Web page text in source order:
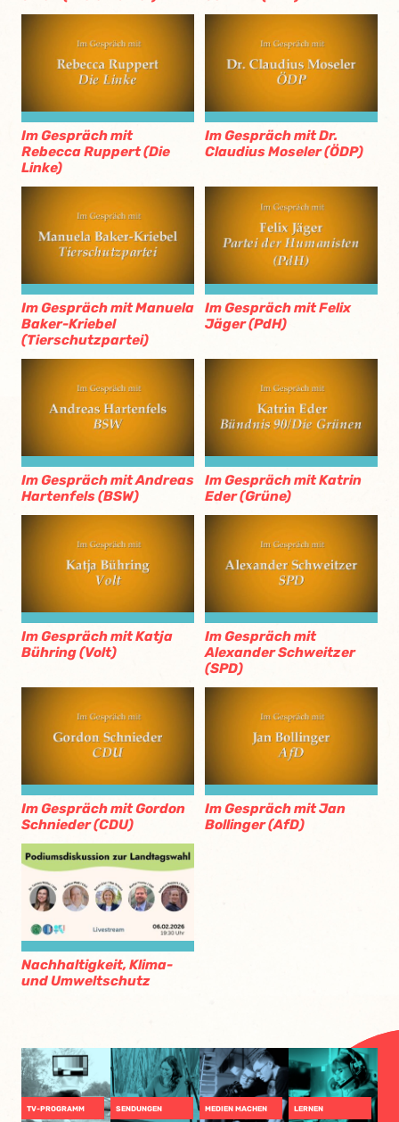
Im Gespräch mit
Rebecca Ruppert (Die
Linke)
Im Gespräch mit Dr.
Claudius Moseler (ÖDP)
Im Gespräch mit Manuela
Baker-Kriebel
(Tierschutzpartei)
Im Gespräch mit Felix
Jäger (PdH)
Im Gespräch mit Andreas
Hartenfels (BSW)
Im Gespräch mit Katrin
Eder (Grüne)
Im Gespräch mit Katja
Bühring (Volt)
Im Gespräch mit
Alexander Schweitzer
(SPD)
Im Gespräch mit Gordon
Schnieder (CDU)
Im Gespräch mit Jan
Bollinger (AfD)
Nachhaltigkeit, Klima-
und Umweltschutz
TV-PROGRAMM SENDUNGEN MEDIEN MACHEN LERNEN